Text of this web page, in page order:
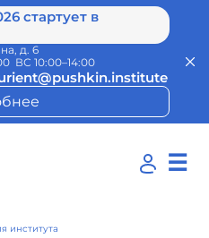
стартует в
д. 6
ВС 10:00–14:00
☰
института